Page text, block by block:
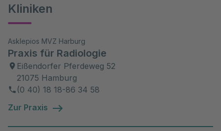
Kliniken
Asklepios MVZ Harburg
Praxis für Radiologie
Eißendorfer Pferdeweg 52
21075 Hamburg
(0 40) 18 18-86 34 58
Zur Praxis